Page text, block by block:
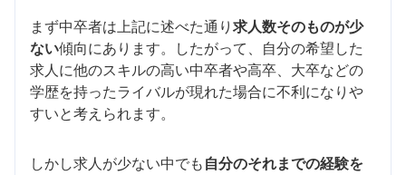
まず中卒者は上記に述べた通り 求人数そのものが少
ない傾向にあります。したがって、自分の希望した
求人に他のスキルの高い中卒者や高卒、大卒などの
学歴を持ったライバルが現れた場合に不利になりや
すいと考えられます。
しかし求人が少ない中でも 自分のそれまでの経験を